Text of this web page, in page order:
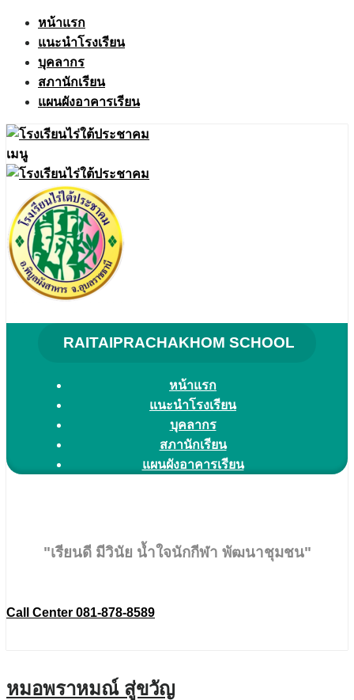
Skip
content
หน้าแรก
แนะนำโรงเรียน
บุคลากร
สภานักเรียน
แผนผังอาคารเรียน
เมนู
RAITAIPRACHAKHOM SCHOOL
หน้าแรก
แนะนำโรงเรียน
บุคลากร
สภานักเรียน
แผนผังอาคารเรียน
"เรียนดี มีวินัย น้ำใจนักกีฬา พัฒนาชุมชน"
Call Center 081-878-8589
หมอพราหมณ์ สู่ขวัญ